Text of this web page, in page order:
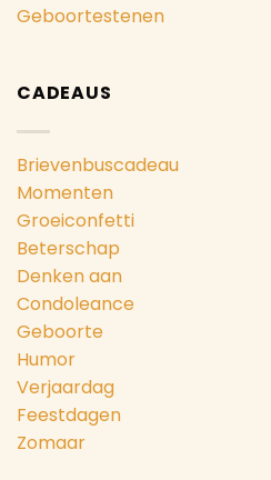
Geboortestenen
CADEAUS
Brievenbuscadeau
Momenten
Groeiconfetti
Beterschap
Denken aan
Condoleance
Geboorte
Humor
Verjaardag
Feestdagen
Zomaar